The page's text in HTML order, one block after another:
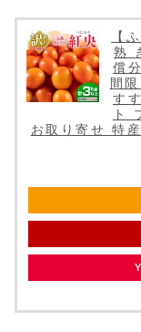
【
熟
償
間
す
ト
お取り寄せ 特